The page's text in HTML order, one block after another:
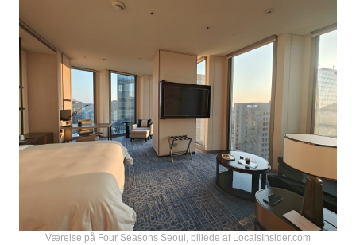
Værelse på Four Seasons Seoul, billede af LocalsInsider.com